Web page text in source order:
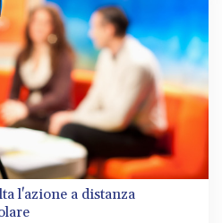
l'azione a distanza